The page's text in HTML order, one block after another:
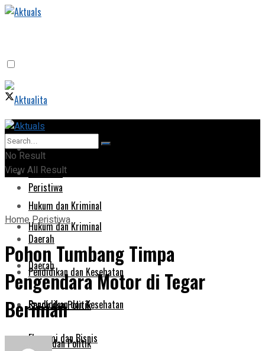
Home
Peristiwa
Hukum dan Kriminal
Daerah
Pendidikan dan Kesehatan
Sosok dan Politik
Ekonomi dan Bisnis
Home
Peristiwa
Hukum dan Kriminal
Daerah
Pendidikan dan Kesehatan
Sosok dan Politik
No Result
View All Result
HomePeristiwa
‎Pohon Tumbang Timpa
Pengendara Motor di Tegar
Beriman